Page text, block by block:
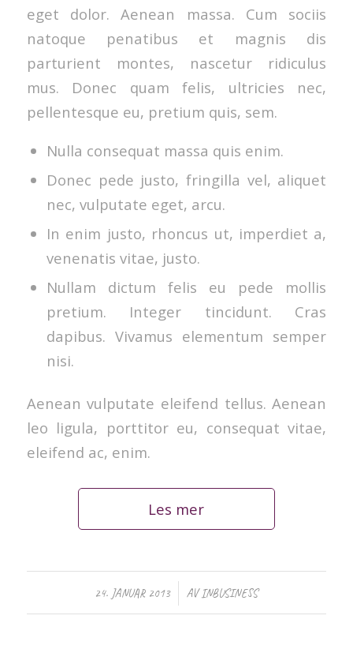
eget dolor. Aenean massa. Cum sociis
natoque penatibus et magnis dis
parturient montes, nascetur ridiculus
mus. Donec quam felis, ultricies nec,
pellentesque eu, pretium quis, sem.
Nulla consequat massa quis enim.
Donec pede justo, fringilla vel, aliquet
nec, vulputate eget, arcu.
In enim justo, rhoncus ut, imperdiet a,
venenatis vitae, justo.
Nullam dictum felis eu pede mollis
pretium. Integer tincidunt. Cras
dapibus. Vivamus elementum semper
nisi.
Aenean vulputate eleifend tellus. Aenean
leo ligula, porttitor eu, consequat vitae,
eleifend ac, enim.
Les mer
24. JANUAR 2013
/ AV INBUSINESS